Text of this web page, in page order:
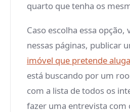
quarto que tenha os
Caso escolha essa
nessas páginas, publicar
imóvel que pretende
está buscando por um
com a lista de todos os
fazer uma entrevista com